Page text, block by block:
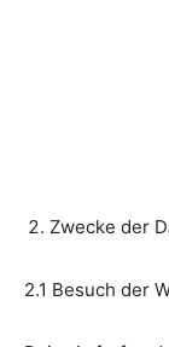
Zwecke der
2.1 Besuch der